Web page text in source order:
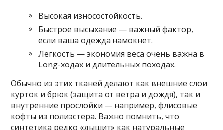
Высокая износостойкость.
Быстрое высыхание — важный фактор,
если ваша одежда намокнет.
Легкость — экономия веса очень важна в
Long-ходах и длительных походах.
Обычно из этих тканей делают как внешние слои
курток и брюк (защита от ветра и дождя), так и
внутренние прослойки — например, флисовые
кофты из полиэстера. Важно помнить, что
синтетика редко «дышит» как натуральные